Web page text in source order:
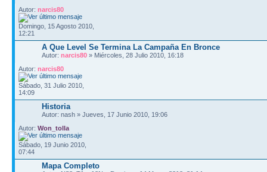
Autor: narcis80
Domingo, 15 Agosto 2010,
12:21
A Que Level Se Termina La Campaña En Bronce
Autor: narcis80 » Miércoles, 28 Julio 2010, 16:18
Autor: narcis80
Sábado, 31 Julio 2010,
14:09
Historia
Autor: nash » Jueves, 17 Junio 2010, 19:06
Autor: Won_tolla
Sábado, 19 Junio 2010,
07:44
Mapa Completo